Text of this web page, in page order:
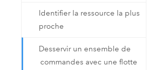
Identifier la ressource la plus
proche
Desservir un ensemble de
commandes avec une flotte